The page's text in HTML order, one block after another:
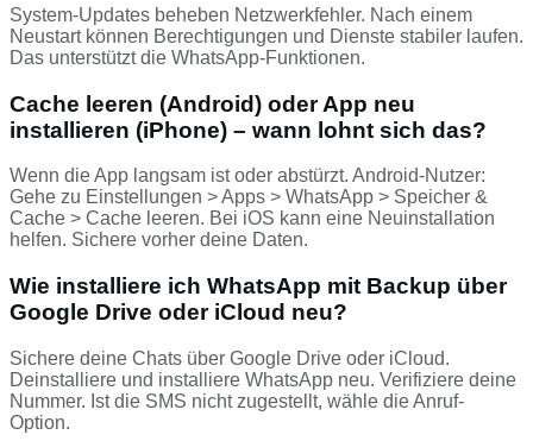
System-Updates beheben Netzwerkfehler. Nach einem
Neustart können Berechtigungen und Dienste stabiler laufen.
Das unterstützt die WhatsApp-Funktionen.
Cache leeren (Android) oder App neu
installieren (iPhone) – wann lohnt sich das?
Wenn die App langsam ist oder abstürzt. Android-Nutzer:
Gehe zu Einstellungen > Apps > WhatsApp > Speicher &
Cache > Cache leeren. Bei iOS kann eine Neuinstallation
helfen. Sichere vorher deine Daten.
Wie installiere ich WhatsApp mit Backup über
Google Drive oder iCloud neu?
Sichere deine Chats über Google Drive oder iCloud.
Deinstalliere und installiere WhatsApp neu. Verifiziere deine
Nummer. Ist die SMS nicht zugestellt, wähle die Anruf-
Option.